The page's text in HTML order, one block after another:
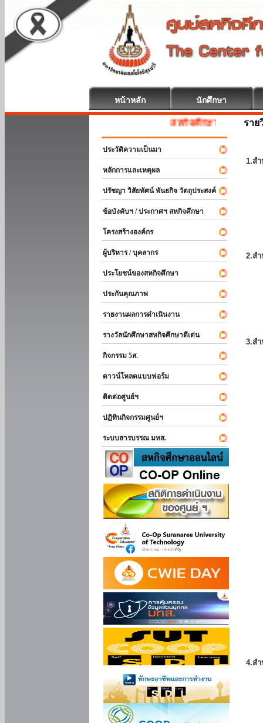
หน้าหลัก นักศึกษา
สหกิจศึกษา ยินดีต้อนรับ
ประวัติความเป็นมา
หลักการและเหตุผล
ปรัชญา วิสัยทัศน์ พันธกิจ วัตถุประสงค์
ข้อบังคับฯ / ประกาศฯ สหกิจศึกษา
โครงสร้างองค์กร
ผู้บริหาร / บุคลากร
ประโยชน์ของสหกิจศึกษา
ประกันคุณภาพ
รายงานผลการดำเนินงาน
รางวัลนักศึกษาสหกิจศึกษาดีเด่น
กิจกรรม 5ส.
ดาวน์โหลดแบบฟอร์ม
ติดต่อศูนย์ฯ
ปฏิทินกิจกรรมศูนย์ฯ
ระบบสารบรรณ มทส.
ราย
1.ส
2.ส
3.ส
4.ส